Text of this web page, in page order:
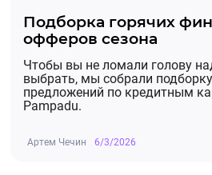
Подборка горячих
офферов сезона
Чтобы вы не ломали голову
выбрать, мы собрали
предложений по кредитным
Pampadu.
Артем Чечин 6/3/2026